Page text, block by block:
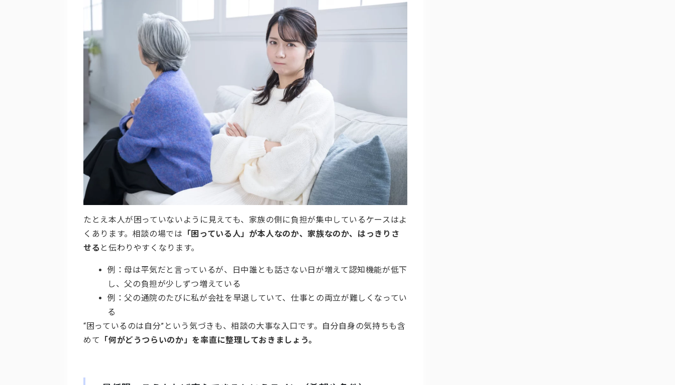
たとえ本人が困っていないように見えても、家族の側に負担が集中しているケースはよ
くあります。相談の場では 「困っている人」が本人なのか、家族なのか、はっきりさ
せる と伝わりやすくなります。
例：母は平気だと言っているが、日中誰とも話さない日が増えて認知機能が低下
し、父の負担が少しずつ増えている
例：父の通院のたびに私が会社を早退していて、仕事との両立が難しくなってい
る
“困っているのは自分”という気づきも、相談の大事な入口です。自分自身の気持ちも含
めて
「何がどうつらいのか」を率直に整理しておきましょう。